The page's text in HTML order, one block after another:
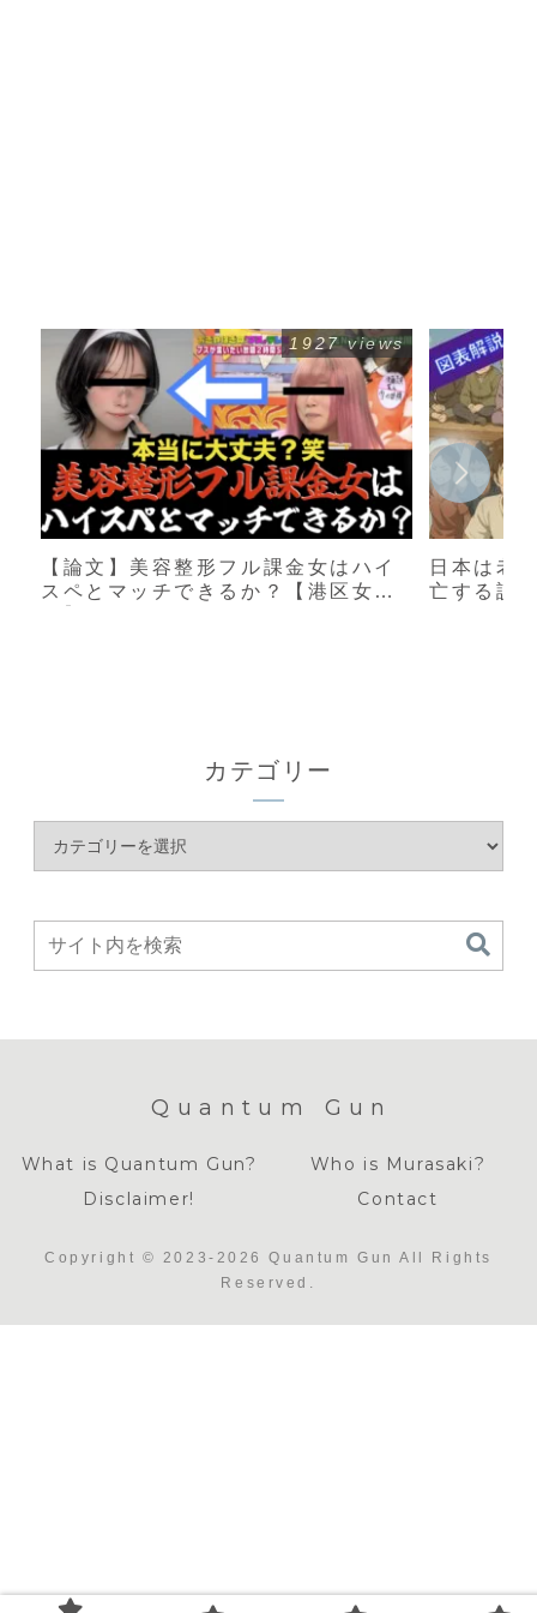
【論文】美容整形フル課金女はハイ
スペとマッチできるか？【港区女
1927 views
日本は老
亡する説
カテゴリー
Quantum Gun
What is Quantum Gun?
Who is Murasaki?
Disclaimer!
Contact
Copyright © 2023-2026 Quantum Gun All Rights
Reserved.